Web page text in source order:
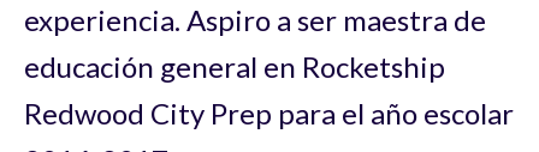
experiencia. Aspiro a ser maestra de
educación general en Rocketship
Redwood City Prep para el año escolar